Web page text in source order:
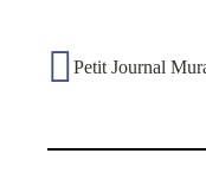
Petit Journal